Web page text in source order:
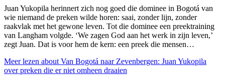
Juan Yukopila herinnert zich nog goed die dominee in Bogotá van
wie niemand de preken wilde horen: saai, zonder lijn, zonder
raakvlak met het gewone leven. Tot die dominee een preektraining
van Langham volgde. ‘We zagen God aan het werk in zijn leven,’
zegt Juan. Dat is voor hem de kern: een preek die mensen…
Meer lezen about Van Bogotá naar Zevenbergen: Juan Yukopila
over preken die er niet omheen draaien